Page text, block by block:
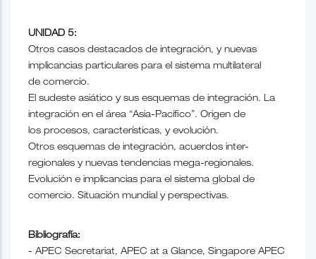
UNIDAD 5:
Otros casos destacados de integración, y nuevas
implicancias particulares para el sistema multilateral
de comercio.
El sudeste asiático y sus esquemas de integración. La
integración en el área “Asia-Pacífico”. Origen de
los procesos, características, y evolución.
Otros esquemas de integración, acuerdos inter-
regionales y nuevas tendencias mega-regionales.
Evolución e implicancias para el sistema global de
comercio. Situación mundial y perspectivas.
Bibliografía:
- APEC Secretariat, APEC at a Glance, Singapore APEC